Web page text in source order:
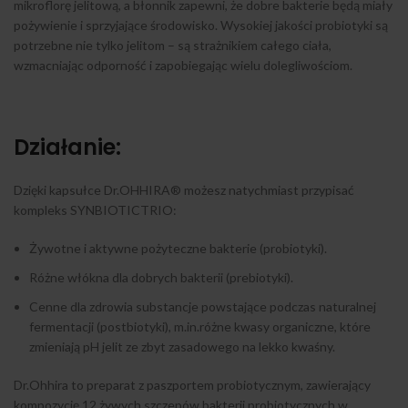
mikroflorę jelitową, a błonnik zapewni, że dobre bakterie będą miały
pożywienie i sprzyjające środowisko. Wysokiej jakości probiotyki są
potrzebne nie tylko jelitom – są strażnikiem całego ciała,
wzmacniając odporność i zapobiegając wielu dolegliwościom.
Działanie:
Dzięki kapsułce Dr.OHHIRA® możesz natychmiast przypisać
kompleks SYNBIOTICTRIO:
Żywotne i aktywne pożyteczne bakterie (probiotyki).
Różne włókna dla dobrych bakterii (prebiotyki).
Cenne dla zdrowia substancje powstające podczas naturalnej
fermentacji (postbiotyki), m.in.różne kwasy organiczne, które
zmieniają pH jelit ze zbyt zasadowego na lekko kwaśny.
Dr.Ohhira to preparat z paszportem probiotycznym, zawierający
kompozycję 12 żywych szczepów bakterii probiotycznych w